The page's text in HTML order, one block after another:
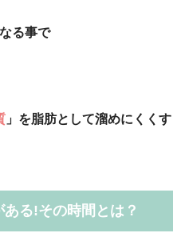
る事で
」を脂肪として溜めにくくす
る!その時間とは？